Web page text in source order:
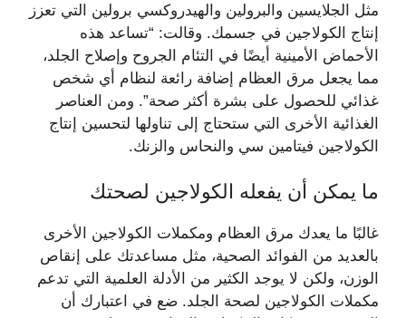
مثل الجلايسين والبرولين والهيدروكسي برولين التي تعزز
إنتاج الكولاجين في جسمك. وقالت: “تساعد هذه
الأحماض الأمينية أيضًا في التئام الجروح وإصلاح الجلد،
مما يجعل مرق العظام إضافة رائعة لنظام أي شخص
غذائي للحصول على بشرة أكثر صحة”. ومن العناصر
الغذائية الأخرى التي ستحتاج إلى تناولها لتحسين إنتاج
الكولاجين فيتامين سي والنحاس والزنك.
ما يمكن أن يفعله الكولاجين لصحتك
غالبًا ما يعدك مرق العظام ومكملات الكولاجين الأخرى
بالعديد من الفوائد الصحية، مثل مساعدتك على إنقاص
الوزن، ولكن لا يوجد الكثير من الأدلة العلمية التي تدعم
مكملات الكولاجين لصحة الجلد. ضع في اعتبارك أن